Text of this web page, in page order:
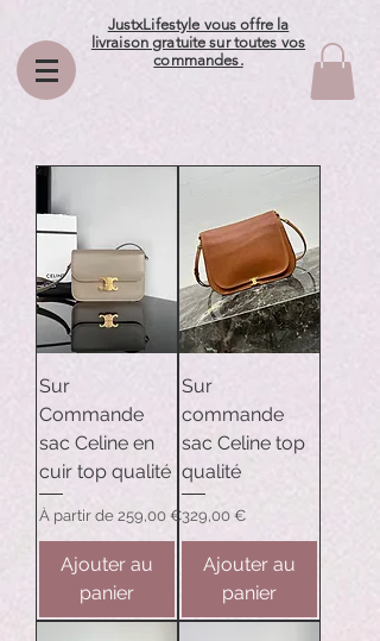
JustxLifestyle vous offre la
livraison gratuite sur toutes vos
commandes.
Sur
Commande
sac Celine en
cuir top qualité
À partir de 259,00 €
Prix promotionnel
Ajouter au
panier
Sur
commande
sac Celine top
qualité
Prix
329,00 €
Ajouter au
panier